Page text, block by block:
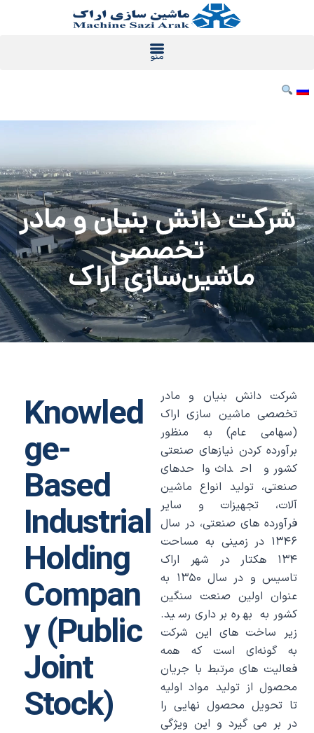
شرکت دانش بنیان و مادر
تخصصی
ماشین‌سازی اراک
شرکت دانش بنیان و مادر
تخصصی ماشین سازی اراک
(سهامی عام) به منظور
برآورده کردن نیازهای صنعتی
کشور و احداث واحدهای
صنعتی، تولید انواع ماشین
آلات، تجهیزات و سایر
فرآورده های صنعتی، در سال
۱۳۴۶ در زمینی به مساحت
۱۳۴ هکتار در شهر اراک
تاسیس و در سال ۱۳۵۰ به
عنوان اولین صنعت سنگین
کشور به بهره برداری رسید.
زیر ساخت های این شرکت
به گونه‌ای است که همه
فعالیت های مرتبط با جریان
محصول از تولید مواد اولیه
تا تحویل محصول نهایی را
در بر می گیرد و این ویژگی
Knowled
ge-
Based
Industrial
Holding
Compan
y (Public
Joint
Stock)